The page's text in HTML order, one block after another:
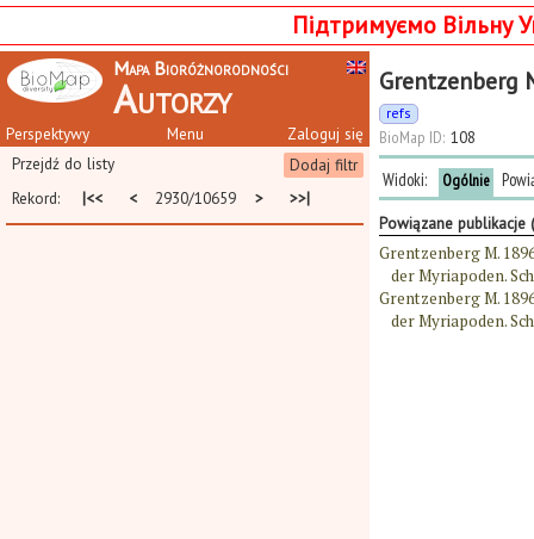
Підтримуємо Вільну
Mapa Bioróżnorodności
Autorzy
Perspektywy Zaloguj się
Menu
Dodaj filtr
Przejdź do listy
Rekord:
|<< < 2930/10659 > >>|
Grentzenberg
refs
BioMap ID: 108
Widoki: Ogólnie
Powiązane publikacje
Grentzenberg M.
der Myriapoden.
Grentzenberg M.
der Myriapoden.